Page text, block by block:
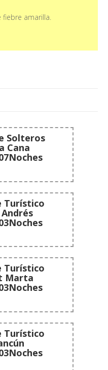
fiebre amarilla.
Solteros
Cana
Turístico
Andrés
Turístico
Marta
Turístico